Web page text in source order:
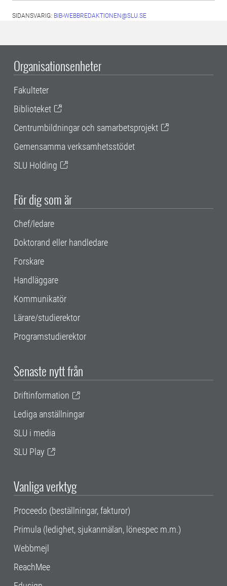
SIDANSVARIG: BIB-WEBBREDAKTIONEN@SLU.SE
Organisationsenheter
Fakulteter
Biblioteket
Centrumbildningar och samarbetsprojekt
Gemensamma verksamhetsstödet
SLU Holding
För dig som är
Chef/ledare
Doktorand eller handledare
Forskare
Handläggare
Kommunikatör
Lärare/studierektor
Programstudierektor
Senaste nytt från
Driftinformation
Lediga anställningar
SLU i media
SLU Play
Vanliga verktyg
Proceedo (beställningar, fakturor)
Primula (ledighet, sjukanmälan, lönespec m.m.)
Webbmejl
ReachMee